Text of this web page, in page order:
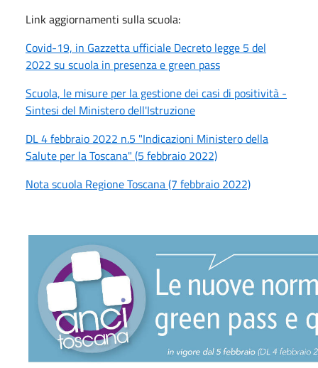
Link aggiornamenti sulla scuola:
Covid-19, in Gazzetta ufficiale Decreto legge 5 del
2022 su scuola in presenza e green pass
Scuola, le misure per la gestione dei casi di positività -
Sintesi del Ministero dell'Istruzione
DL 4 febbraio 2022 n.5 "Indicazioni Ministero della
Salute per la Toscana" (5 febbraio 2022)
Nota scuola Regione Toscana (7 febbraio 2022)